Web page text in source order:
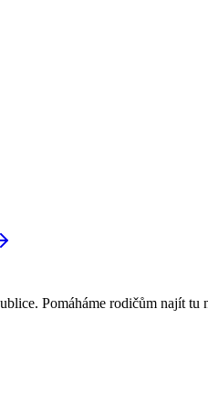
Pomáháme rodičům najít tu